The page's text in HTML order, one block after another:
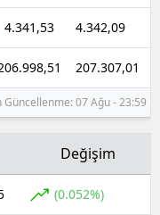
4.341,53 4.342,09
207.307,01
Güncellenme: 07 Ağu - 23:59
Değişim
(0.052%)